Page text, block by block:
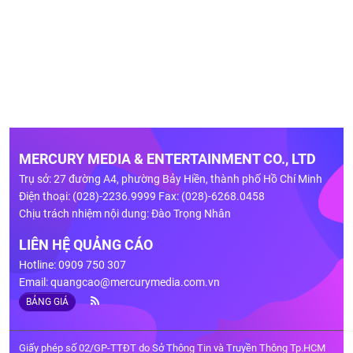
MERCURY MEDIA & ENTERTAINMENT CO., LTD
Trụ sở: 27 đường A4, phường Bảy Hiền, thành phố Hồ Chí Minh
Điện thoại: (028)-2236.9999 Fax: (028)-6268.0458
Chịu trách nhiệm nội dung: Đào Trọng Nhân
LIÊN HỆ QUẢNG CÁO
Hotline: 0909 750 307
Email:quangcao@mercurymedia.com.vn
BẢNG GIÁ
Giấy phép số 02/GP-TTĐT do Sở Thông Tin và Truyền Thông Tp.HCM